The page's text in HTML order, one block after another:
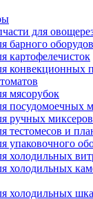
для
барного
картофелечисток
конвекционных
мясорубок
посудомоечных
ручных миксеров
тестомесов и
упаковочного
холодильных
холодильных
холодильных